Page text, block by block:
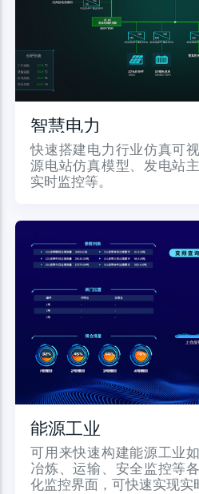
智慧电力
快速搭建电力行业仿真可
源电站仿真模型、发电站
实时监控等。
能源工业
可用来快速构建能源工业
冶炼、运输、安全监控等
化监控界面，可快速实现实